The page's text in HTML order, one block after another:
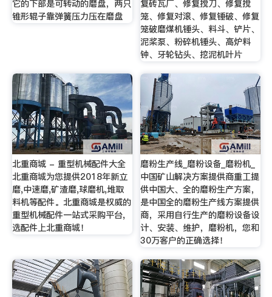
它的下部是可转动的磨盘，两只
锥形辊子靠弹簧压力压在磨盘
复砖瓦厂、修复搅刀、修复搅
笼、修复对滚、修复锤破、修复
笼破磨煤机锤头、料斗、铲片、
泥桨泵、粉碎机锤头、高炉料
钟、牙轮钻头、挖泥机叶片
北重商城 - 重型机械配件大全
北重商城为您提供2018年新立
磨,中速磨,矿渣磨,球磨机,堆取
料机等配件。北重商城是权威的
重型机械配件一站式采购平台,
选配件上北重商城！
磨粉生产线_磨粉设备_磨粉机_
中国矿山解决方案提供商重工提
供中国大、全的磨粉生产方案，
是中国全的磨粉生产线方案提供
商，采用自行生产的磨粉设备设
计、安装、维护，磨粉机，您和
30万客户的正确选择！